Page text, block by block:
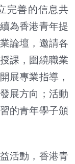
完善的信息共
為香港青年提
論壇，邀請各
課，圍繞職業
展專業指導，
展方向；活動
的青年學子頒
活動，香港青